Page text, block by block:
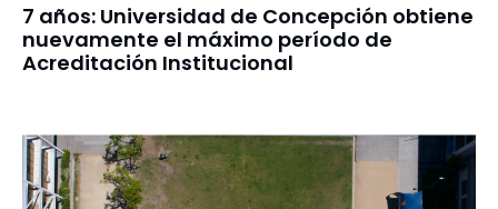
7 años: Universidad de Concepción obtiene
nuevamente el máximo período de
Acreditación Institucional